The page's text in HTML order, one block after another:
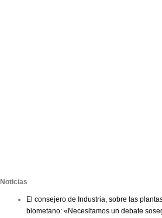
Noticias
El consejero de Industria, sobre las
biometano: «Necesitamos un debate